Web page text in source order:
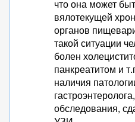
что она может
вялотекущей
органов
такой ситуации
болен
панкреатитом и
наличия
обследования,